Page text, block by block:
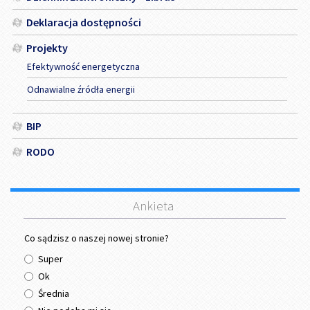
Deklaracja dostępności
Projekty
Efektywność energetyczna
Odnawialne źródła energii
BIP
RODO
Ankieta
Co sądzisz o naszej nowej stronie?
Super
Ok
Średnia